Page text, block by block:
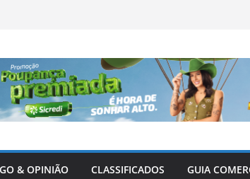
& OPINIÃO CLASSIFICADOS GUIA